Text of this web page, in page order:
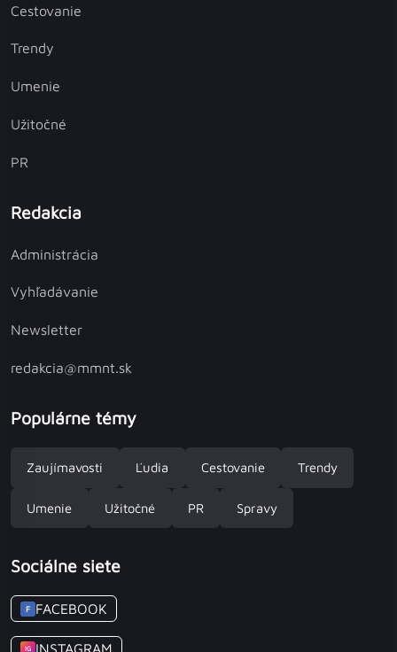
Cestovanie
Trendy
Umenie
Užitočné
PR
Redakcia
Administrácia
Vyhľadávanie
Newsletter
redakcia@mmnt.sk
Populárne témy
Zaujímavosti Ľudia Cestovanie Trendy
Umenie Užitočné PR Spravy
Sociálne siete
F FACEBOOK
IG INSTAGRAM